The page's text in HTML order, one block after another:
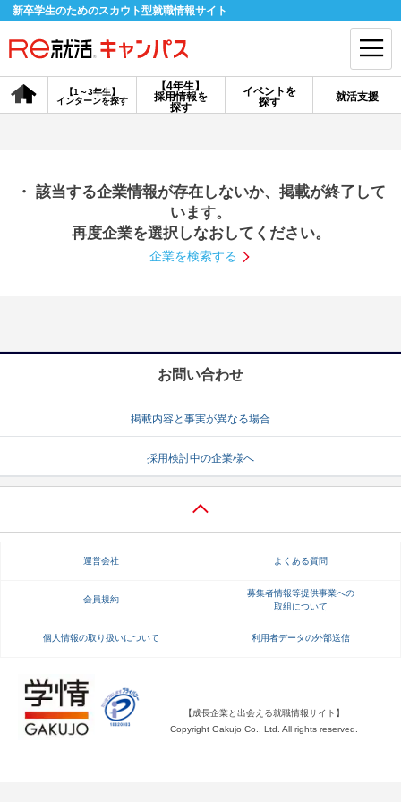
新卒学生のためのスカウト型就職情報サイト
【4年生】
採用情報を
探す
【1～3年生】
インターンを探す
イベントを
探す
就活支援
会員登録 ログイン
探す
【4年生】
説明会を探す
就活ノウハウ・サポート
就活ノウハウが満載！ お役立ち記事・相談室など
就活ニュースペーパー よくある質問
不明点があればこちら
・ 該当する企業情報が存在しないか、掲載が終了して
います。
再度企業を選択しなおしてください。
企業を検索する
お問い合わせ
掲載内容と事実が異なる場合
採用検討中の企業様へ
運営会社 よくある質問
会員規約
募集者情報等提供事業への
取組について
個人情報の取り扱いについて 利用者データの外部送信
【成長企業と出会える就職情報サイト】
Copyright Gakujo Co., Ltd. All rights reserved.